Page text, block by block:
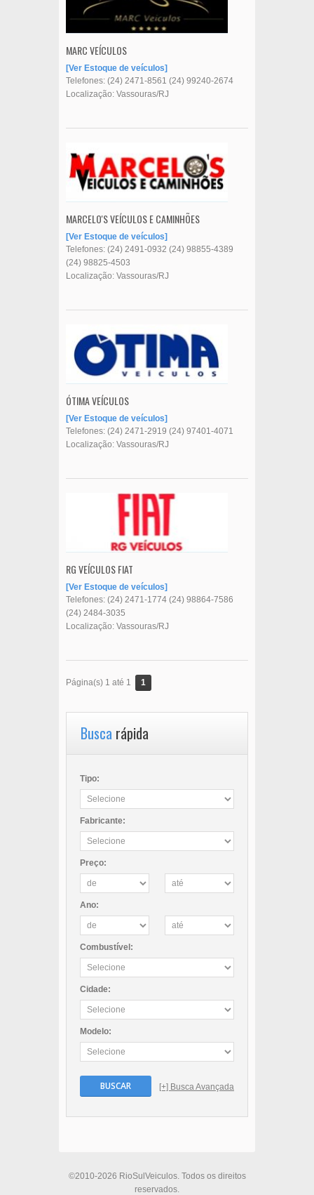
MARC VEÍCULOS
Ver Estoque de veículos
Telefones: (24) 2471-8561 (24) 99240-2674
Localização: Vassouras/RJ
MARCELO'S VEÍCULOS E CAMINHÕES
Ver Estoque de veículos
Telefones: (24) 2491-0932 (24) 98855-4389
(24) 98825-4503
Localização: Vassouras/RJ
ÓTIMA VEÍCULOS
Ver Estoque de veículos
Telefones: (24) 2471-2919 (24) 97401-4071
Localização: Vassouras/RJ
RG VEÍCULOS FIAT
Ver Estoque de veículos
Telefones: (24) 2471-1774 (24) 98864-7586
(24) 2484-3035
Localização: Vassouras/RJ
Página(s) 1 até 1 1
Busca rápida
Tipo:
Fabricante:
Preço:
Ano:
Combustível:
Cidade:
Modelo:
BUSCAR [+] Busca Avançada
©2010-2026 RioSulVeiculos. Todos os direitos
reservados.